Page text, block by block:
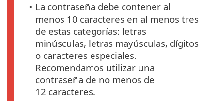
• La contraseña debe contener al
menos 10 caracteres en al menos tres
de estas categorías: letras
minúsculas, letras mayúsculas, dígitos
o caracteres especiales.
Recomendamos utilizar una
contraseña de no menos de
12 caracteres.